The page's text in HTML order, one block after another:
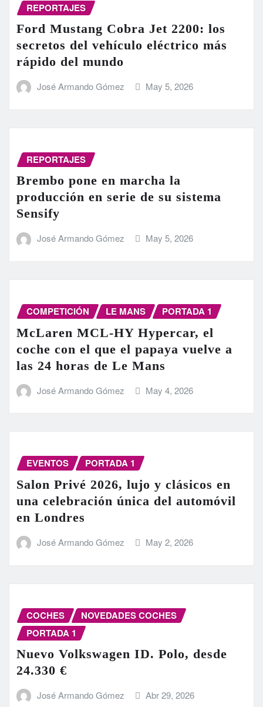
REPORTAJES
Ford Mustang Cobra Jet 2200: los
secretos del vehículo eléctrico más
rápido del mundo
José Armando Gómez May 5, 2026
REPORTAJES
Brembo pone en marcha la
producción en serie de su sistema
Sensify
José Armando Gómez May 5, 2026
COMPETICIÓN LE MANS PORTADA 1
McLaren MCL-HY Hypercar, el
coche con el que el papaya vuelve a
las 24 horas de Le Mans
José Armando Gómez May 4, 2026
EVENTOS PORTADA 1
Salon Privé 2026, lujo y clásicos en
una celebración única del automóvil
en Londres
José Armando Gómez May 2, 2026
COCHES
NOVEDADES COCHES
PORTADA 1
Nuevo Volkswagen ID. Polo, desde
24.330 €
José Armando Gómez Abr 29, 2026